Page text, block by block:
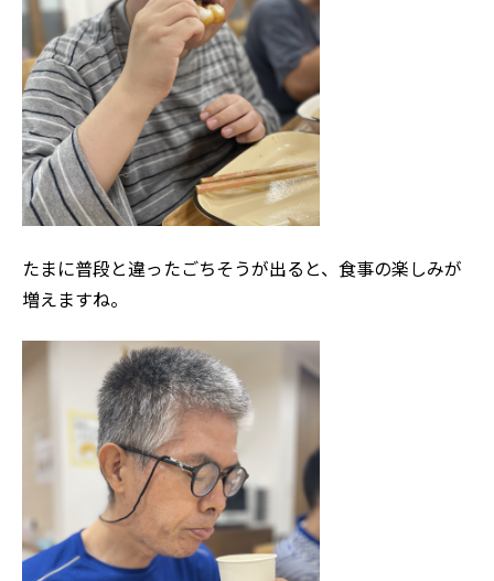
たまに普段と違ったごちそうが出ると、食事の楽しみが
増えますね。